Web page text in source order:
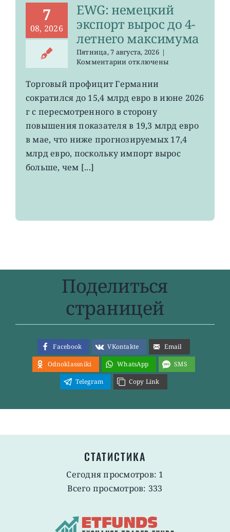
7
08, 2026
EWG: немецкий
экспорт вырос до 4-
летнего максимума
Пятница, 7 августа, 2026 |
Комментариик
EWG:
немецкий
экспорт
вырос
4-
летнего
отключены
Торговый профицит Германии
сократился до 15,4 млрд евро в июне 2026
г с пересмотренного в сторону
повышения показателя в 19,3 млрд евро
в мае, что ниже прогнозируемых 17,4
млрд евро, поскольку импорт вырос
больше, чем [...]
Поделиться
страницей
Facebook VKontakte
Email
Odnoklassniki
WhatsApp
SMS
Telegram
Copy Link
СТАТИСТИКА
Сегодня просмотров: 1
Всего просмотров: 333